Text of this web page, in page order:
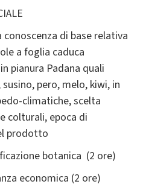
di base relativa
a foglia caduca
pianura Padana quali
pero, melo, kiwi, in
climatiche, scelta
colturali, epoca di
prodotto
botanica (2 ore)
economica (2 ore)